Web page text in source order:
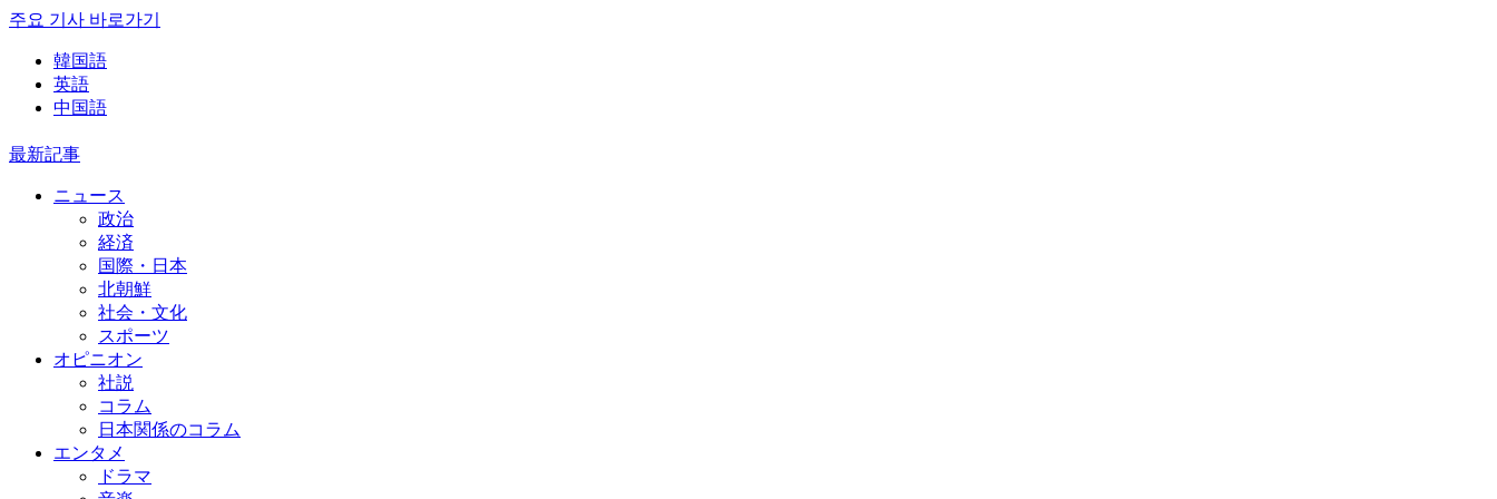
주요 기사 바로가기
韓国語
英語
中国語
最新記事
ニュース
政治
経済
国際・日本
北朝鮮
社会・文化
スポーツ
オピニオン
社説
コラム
日本関係のコラム
エンタメ
ドラマ